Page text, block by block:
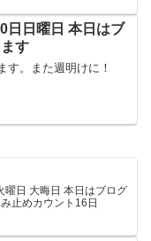
を買って飲みましたが
...
日日曜日 本日はブ
す
す。また週明けに！
日 大晦日 本日はブログ
止めカウント16日